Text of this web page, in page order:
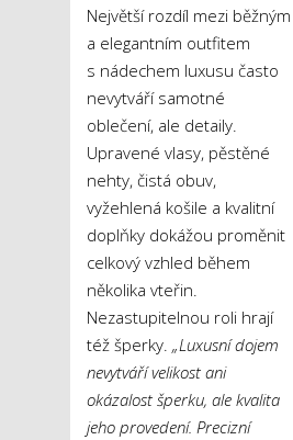
Největší rozdíl mezi běžným
a elegantním outfitem
s nádechem luxusu často
nevytváří samotné
oblečení, ale detaily.
Upravené vlasy, pěstěné
nehty, čistá obuv,
vyžehlená košile a kvalitní
doplňky dokážou proměnit
celkový vzhled během
několika vteřin.
Nezastupitelnou roli hrají
též šperky. „Luxusní dojem
nevytváří velikost ani
okázalost šperku, ale kvalita
jeho provedení. Precizní